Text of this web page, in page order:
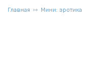
Главная Мини: эротика